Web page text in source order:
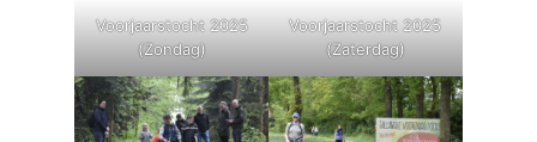
Voorjaarstocht 2025
(Zondag)
Voorjaarstocht 2025
(Zaterdag)